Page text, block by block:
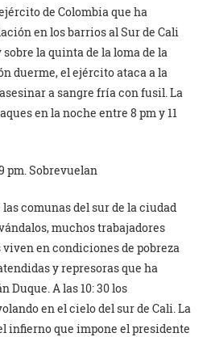
de Colombia que ha
en los barrios al Sur de Cali
la quinta de la loma de la
duerme, el ejército ataca a la
a sangre fría con fusil. La
en la noche entre 8 pm y 11
pm. Sobrevuelan
comunas del sur de la ciudad
muchos trabajadores
en condiciones de pobreza
y represoras que ha
Duque. A las 10: 30 los
en el cielo del sur de Cali. La
infierno que impone el presidente